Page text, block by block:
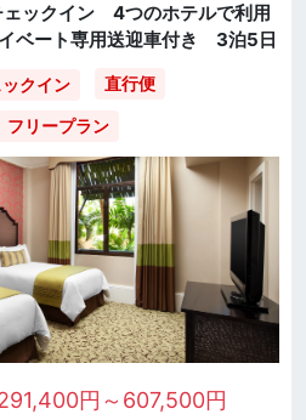
ックイン 4つのホテルで利用
ベート専用送迎車付き 3泊5日
クイン 直行便
フリープラン
円～607,500円